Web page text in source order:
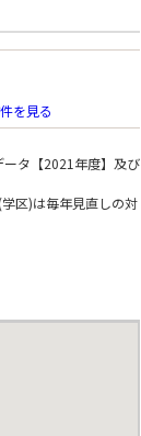
を見る
タ【2021年度】及び
区)は毎年見直しの対